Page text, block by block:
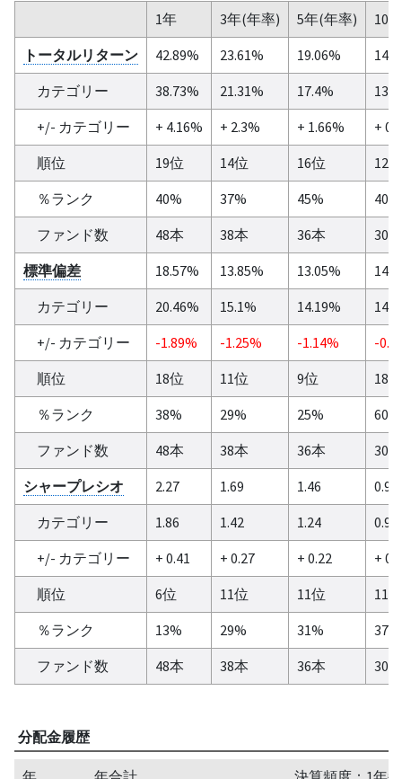
1年 3年(年率) 5年(年率)
10
トータルリターン
42.89% 23.61% 19.06%
カテゴリー
38.73% 21.31% 17.4%
+/- カテゴリー
+ 4.16% + 2.3% + 1.66%
+
順位
19位 14位 16位
12位
％ランク
40% 37% 45%
40%
ファンド数
48本 38本 36本
30本
標準偏差
18.57% 13.85% 13.05%
カテゴリー
20.46% 15.1% 14.19%
+/- カテゴリー
-1.89% -1.25% -1.14%
-
順位
18位 11位 9位
18位
％ランク
38% 29% 25%
60%
ファンド数
48本 38本 36本
30本
シャープレシオ
2.27 1.69 1.46
0.97
カテゴリー
1.86 1.42 1.24
0.92
+/- カテゴリー
+ 0.41 + 0.27 + 0.22
+
順位
6位 11位 11位
11位
％ランク
13% 29% 31%
37%
ファンド数
48本 38本 36本 30本
分配金履歴